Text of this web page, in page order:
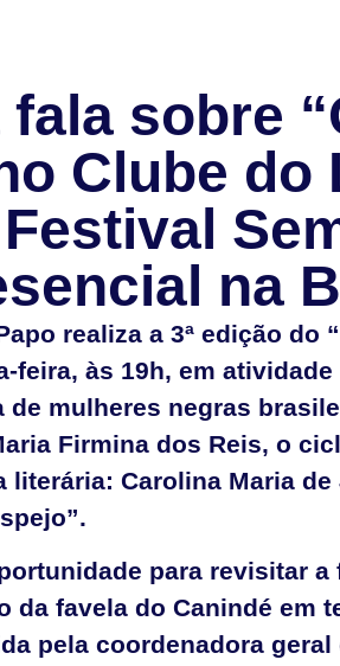
fala sobre
Clube
na
realiza a 3ª edição do
feira, às 19h, em
mulheres negras
Firmina dos Reis, o
Carolina Maria
para revisitar
da favela do Canindé em
pela coordenadora